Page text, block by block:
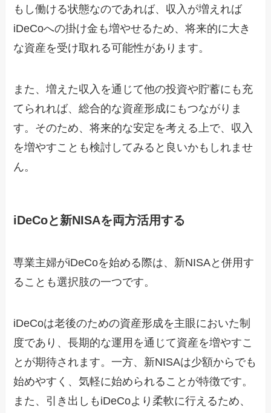
もし働ける状態なのであれば、収入が増えれば
iDeCoへの掛け金も増やせるため、将来的に大き
な資産を受け取れる可能性があります。
また、増えた収入を通じて他の投資や貯蓄にも充
てられれば、総合的な資産形成にもつながりま
す。そのため、将来的な安定を考える上で、収入
を増やすことも検討してみると良いかもしれませ
ん。
iDeCoと新NISAを両方活用する
専業主婦がiDeCoを始める際は、新NISAと併用す
ることも選択肢の一つです。
iDeCoは老後のための資産形成を主眼においた制
度であり、長期的な運用を通じて資産を増やすこ
とが期待されます。一方、新NISAは少額からでも
始めやすく、気軽に始められることが特徴です。
また、引き出しもiDeCoより柔軟に行えるため、